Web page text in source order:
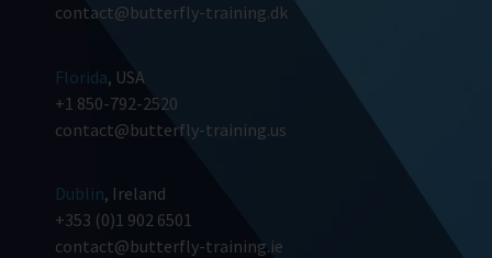
contact@butterfly-training.dk
Florida, USA
+1 850-792-2520
contact@butterfly-training.us
Dublin, Ireland
+353 (0)1 902 6501
contact@butterfly-training.ie